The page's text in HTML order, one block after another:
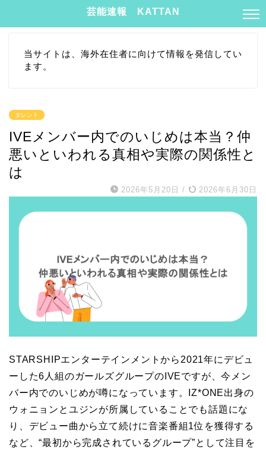
芸能速報 KATTAN
当サイトは、海外在住者に向けて情報を発信してい
ます。
タレント
IVEメンバー内でのいじめは本当？仲
悪いといわれる真相や実際の関係性と
は
2026年5月20日 / 2026年6月30日
STARSHIPエンターテインメントから2021年にデビュ
ーした6人組のガールズグループのIVEですが、今メン
バー内でのいじめが噂になっています。IZ*ONE出身の
ウォニョンとユジンが所属していることでも話題にな
り、デビュー曲から立て続けに音楽番組1位を獲得する
など、“最初から完成されているグループ”として注目を